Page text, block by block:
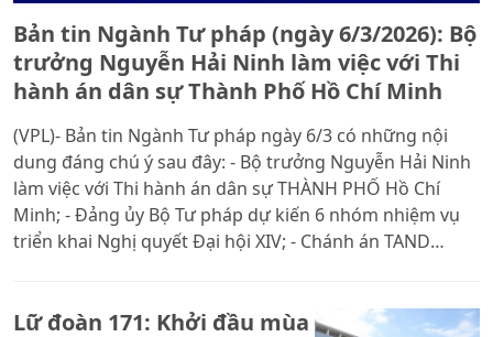
Bản tin Ngành Tư pháp (ngày 6/3/2026): Bộ
trưởng Nguyễn Hải Ninh làm việc với Thi
hành án dân sự Thành Phố Hồ Chí Minh
(VPL)- Bản tin Ngành Tư pháp ngày 6/3 có những nội
dung đáng chú ý sau đây: - Bộ trưởng Nguyễn Hải Ninh
làm việc với Thi hành án dân sự THÀNH PHỐ Hồ Chí
Minh; - Đảng ủy Bộ Tư pháp dự kiến 6 nhóm nhiệm vụ
triển khai Nghị quyết Đại hội XIV; - Chánh án TAND
liệt để 2030 TP.HCM không còn ma túy
Lữ đoàn 171: Khởi đầu mùa